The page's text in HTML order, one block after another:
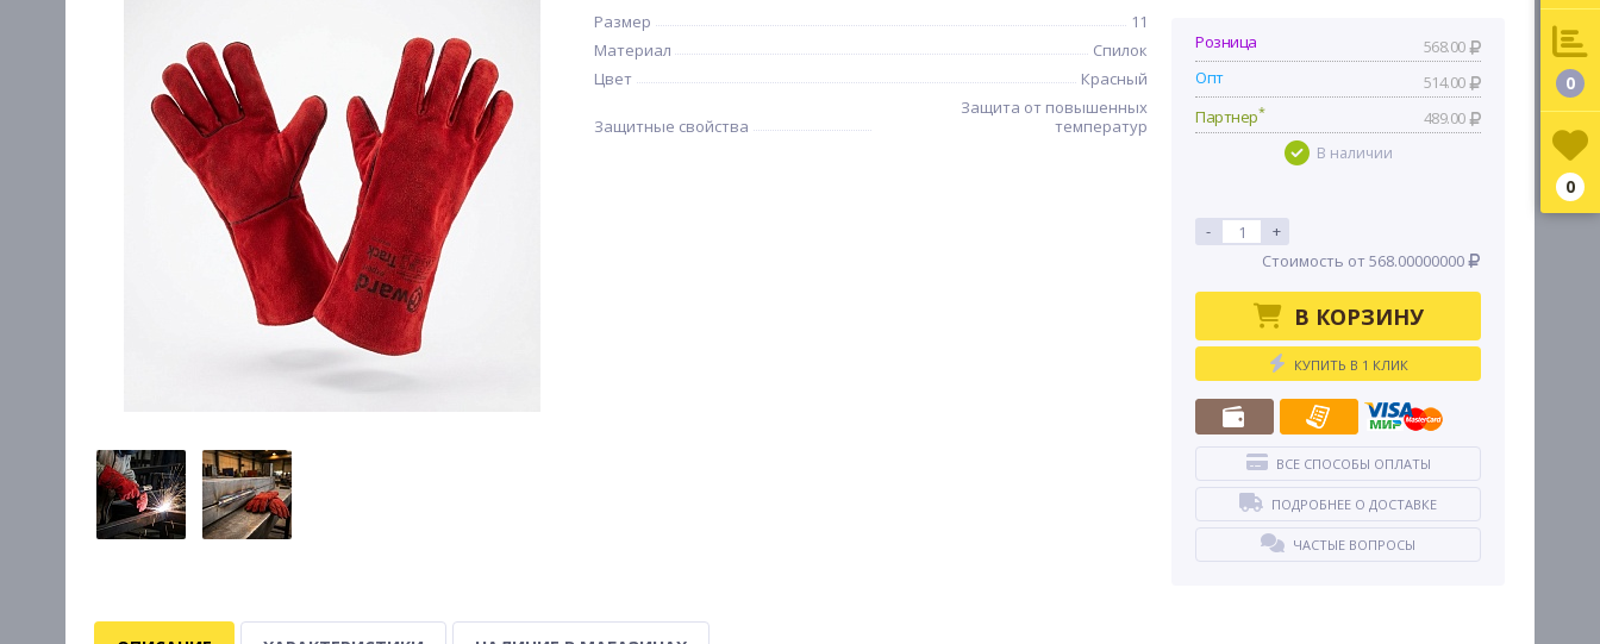
Размер
11
Материал
Спилок
Цвет
Красный
Защитные свойства
Защита от повышенных
температур
Розница
568.00
Опт
514.00
Партнер* 489.00
В наличии
-
+
Стоимость от 568.00000000
В КОРЗИНУ
КУПИТЬ В 1 КЛИК
ВСЕ СПОСОБЫ ОПЛАТЫ
ПОДРОБНЕЕ О ДОСТАВКЕ
ЧАСТЫЕ ВОПРОСЫ
0
0